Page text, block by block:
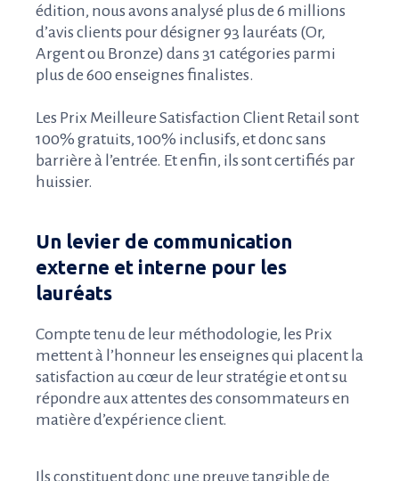
édition, nous avons analysé plus de 6 millions
d’avis clients pour désigner 93 lauréats (Or,
Argent ou Bronze) dans 31 catégories parmi
plus de 600 enseignes finalistes.
Les Prix Meilleure Satisfaction Client Retail sont
100% gratuits, 100% inclusifs, et donc sans
barrière à l’entrée. Et enfin, ils sont certifiés par
huissier.
Un levier de communication
externe et interne pour les
lauréats
Compte tenu de leur méthodologie, les Prix
mettent à l’honneur les enseignes qui placent la
satisfaction au cœur de leur stratégie et ont su
répondre aux attentes des consommateurs en
matière d’expérience client.
Ils constituent donc une preuve tangible de